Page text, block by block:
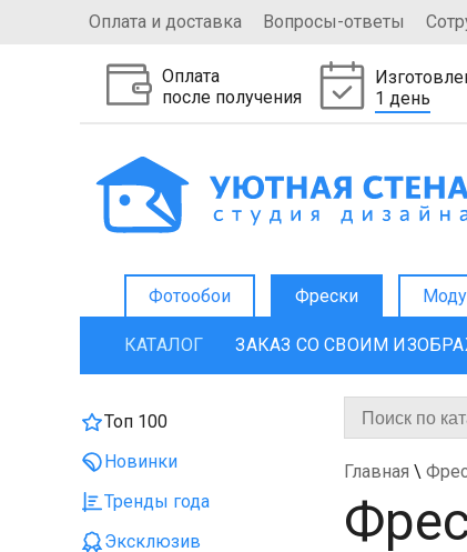
Оплата и доставка Вопросы-ответы
Оплата
после получения
1 день
Фотообои Фрески
КАТАЛОГ ЗАКАЗ СО СВОИМ
Топ 100
Новинки
Тренды года
Эксклюзив
Главная \